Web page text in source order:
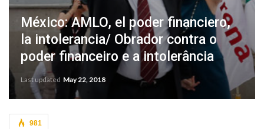
México: AMLO, el poder financiero,
la intolerancia/ Obrador contra o
poder financeiro e a intolerância
Last updated May 22, 2018
981